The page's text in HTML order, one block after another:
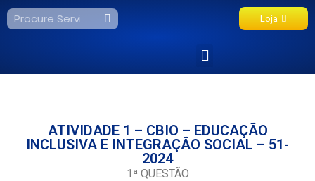
Loja
ATIVIDADE 1 – CBIO – EDUCAÇÃO
INCLUSIVA E INTEGRAÇÃO SOCIAL – 51-
2024
1ª QUESTÃO